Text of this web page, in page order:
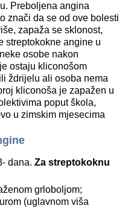
Preboljena angina
znači da se od ove bolesti
zapaža se sklonost,
streptokokne angine u
osobe nakon
ostaju kliconošom
ždrijelu ali osoba nema
kliconoša je zapažen u
poput škola,
u zimskim mjesecima
dana. Za streptokoknu
grloboljom;
(uglavnom viša